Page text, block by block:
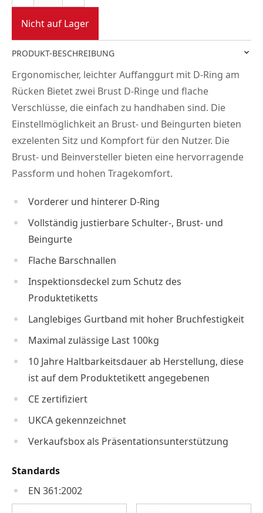
Nicht auf Lager
PRODUKT-BESCHREIBUNG
Ergonomischer, leichter Auffanggurt mit D-Ring am
Rücken Bietet zwei Brust D-Ringe und flache
Verschlüsse, die einfach zu handhaben sind. Die
Einstellmöglichkeit an Brust- und Beingurten bieten
exzelenten Sitz und Kompfort für den Nutzer. Die
Brust- und Beinversteller bieten eine hervorragende
Passform und hohen Tragekomfort.
Vorderer und hinterer D-Ring
Vollständig justierbare Schulter-, Brust- und
Beingurte
Flache Barschnallen
Inspektionsdeckel zum Schutz des
Produktetiketts
Langlebiges Gurtband mit hoher Bruchfestigkeit
Maximal zulässige Last 100kg
10 Jahre Haltbarkeitsdauer ab Herstellung, diese
ist auf dem Produktetikett angegebenen
CE zertifiziert
UKCA gekennzeichnet
Verkaufsbox als Präsentationsunterstützung
Standards
EN 361:2002